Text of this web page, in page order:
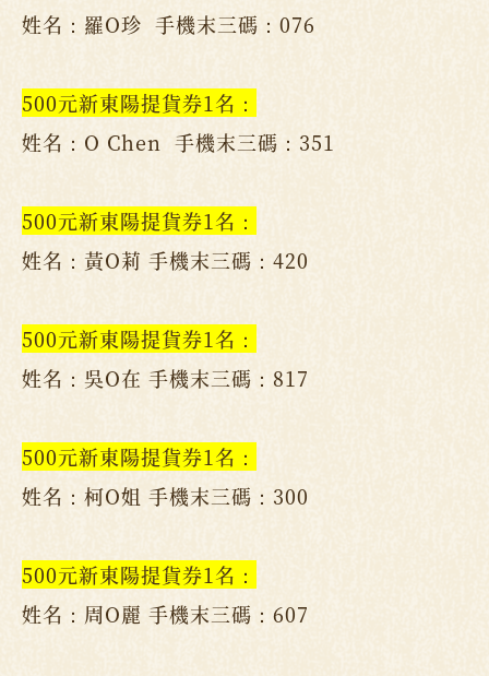
姓名：羅O珍 手機末三碼：076
500元新東陽提貨券1名：
姓名：O Chen 手機末三碼：351
500元新東陽提貨券1名：
姓名：黃O莉 手機末三碼：420
500元新東陽提貨券1名：
姓名：吳O在 手機末三碼：817
500元新東陽提貨券1名：
姓名：柯O姐 手機末三碼：300
500元新東陽提貨券1名：
姓名：周O麗 手機末三碼：607